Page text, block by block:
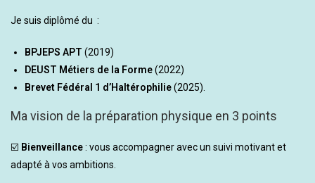
Je suis diplômé du :
BPJEPS APT (2019)
DEUST Métiers de la Forme(2022)
Brevet Fédéral 1 d’Haltérophilie(2025).
Ma vision de la préparation physique en 3 points
☑️ Bienveillance: vous accompagner avec un suivi motivant et
adapté à vos ambitions.